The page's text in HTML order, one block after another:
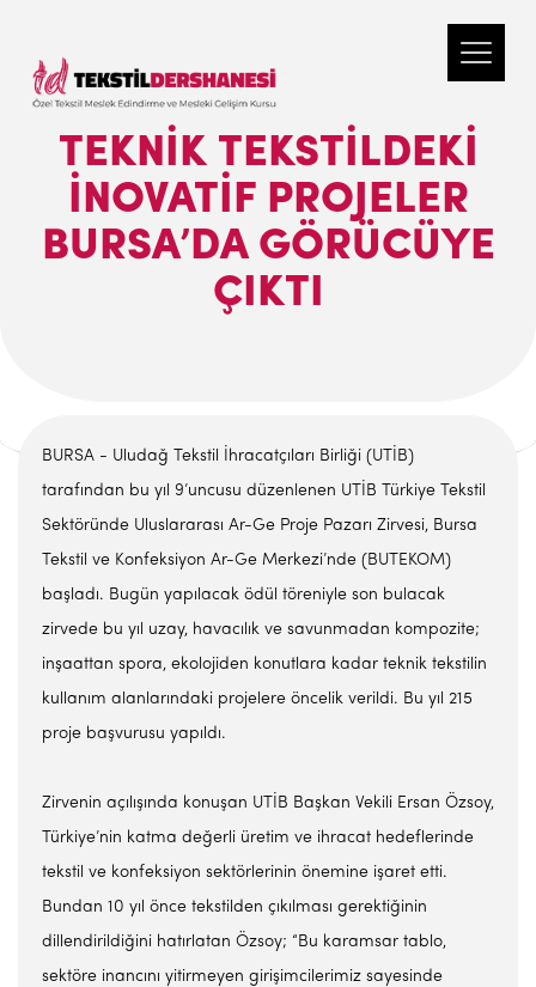
TEKNIK TEKSTILDEKI
INOVATIF PROJELER
BURSA’DA GÖRÜCÜYE
ÇIKTI
BURSA - Uludağ Tekstil İhracatçıları Birliği (UTİB)
tarafından bu yıl 9’uncusu düzenlenen UTİB Türkiye Tekstil
Sektöründe Uluslararası Ar-Ge Proje Pazarı Zirvesi, Bursa
Tekstil ve Konfeksiyon Ar-Ge Merkezi’nde (BUTEKOM)
başladı. Bugün yapılacak ödül töreniyle son bulacak
zirvede bu yıl uzay, havacılık ve savunmadan kompozite;
inşaattan spora, ekolojiden konutlara kadar teknik tekstilin
kullanım alanlarındaki projelere öncelik verildi. Bu yıl 215
proje başvurusu yapıldı.
Zirvenin açılışında konuşan UTİB Başkan Vekili Ersan Özsoy,
Türkiye’nin katma değerli üretim ve ihracat hedeflerinde
tekstil ve konfeksiyon sektörlerinin önemine işaret etti.
Bundan 10 yıl önce tekstilden çıkılması gerektiğinin
dillendirildiğini hatırlatan Özsoy; “Bu karamsar tablo,
sektöre inancını yitirmeyen girişimcilerimiz sayesinde